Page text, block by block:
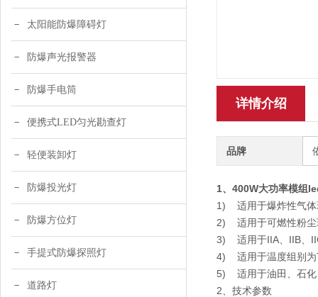
太阳能防爆障碍灯
防爆声光报警器
防爆手电筒
便携式LED匀光勘查灯
轻便装卸灯
防爆投光灯
防爆方位灯
手提式防爆探照灯
道路灯
详情介绍
品牌
1、 400W大功率模组
1) 适用于爆炸性气体
2) 适用于可燃性粉尘
3) 适用于IIA、IIB、
4) 适用于温度组别为
5) 适用于油田、石化
2、技术参数